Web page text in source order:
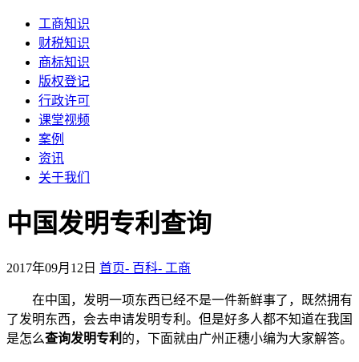
工商知识
财税知识
商标知识
版权登记
行政许可
课堂视频
案例
资讯
关于我们
中国发明专利查询
2017年09月12日 首页- 百科- 工商
在中国，发明一项东西已经不是一件新鲜事了，既然拥有
了发明东西，会去申请发明专利。但是好多人都不知道在我国
是怎么查询发明专利 的，下面就由广州正穗小编为大家解答。